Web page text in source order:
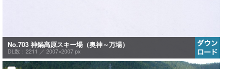
No.703 神鍋高原スキー場（奥神～万場）
DL数：2211 ／ 2007×2007 px